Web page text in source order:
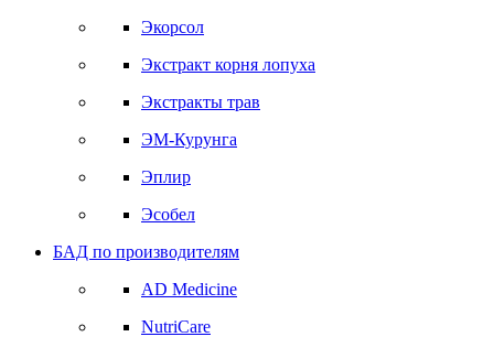
Экорсол
Экстракт корня лопуха
Экстракты трав
ЭМ-Курунга
Эплир
Эсобел
БАД по производителям
AD Medicine
NutriCare